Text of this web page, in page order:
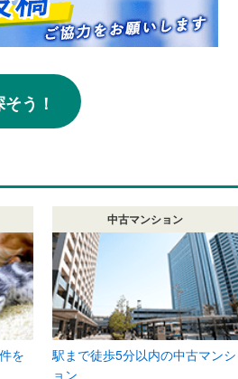
う！
を
中古マンション
駅まで徒歩5分以内の中古マンシ
ョン